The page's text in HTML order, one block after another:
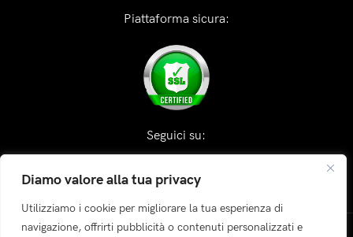
Diamo valore alla tua privacy
Utilizziamo i cookie per migliorare la tua esperienza di
navigazione, offrirti pubblicità o contenuti personalizzati e
Piattaforma sicura:
Seguici su: